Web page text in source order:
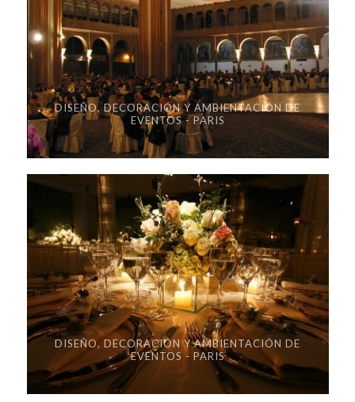
DISEÑO, DECORACIÓN Y AMBIENTACIÓN DE
EVENTOS - PARIS
DISEÑO, DECORACIÓN Y AMBIENTACIÓN DE
EVENTOS - PARIS